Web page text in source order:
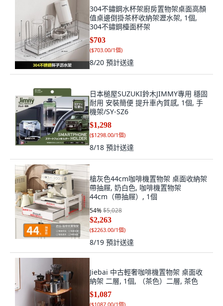
304不鏽鋼水杯架廚房置物架桌面高顏
值桌邊倒掛茶杯收納架瀝水架, 1個,
304不鏽鋼檯面杯架
$703
($703.00/1個)
8/20 預計送達
日本槌屋SUZUKI鈴木JIMMY專用 穩固
耐用 安裝簡便 提升車內質感, 1個, 手
機架/SY-SZ6
$1,298
($1298.00/1個)
8/18 預計送達
槍灰色44cm咖啡機置物架 桌面收納架
帶抽屜, 奶白色, 咖啡機置物架
44cm（帶抽屜）, 1個
54%$5,028
$2,263
($2263.00/1個)
8/19 預計送達
Jiebai 中古輕奢咖啡機置物架 桌面收
納架 二層, 1個, （茶色）二層, 茶色
$1,087
($1087.00/1個)